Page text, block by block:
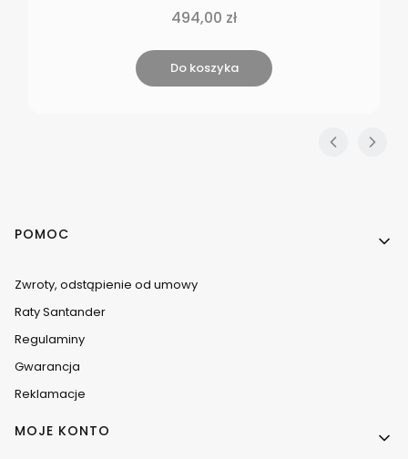
Cena
494,00 zł
Do koszyka
Linki w stopce
POMOC
Zwroty, odstąpienie od umowy
Raty Santander
Regulaminy
Gwarancja
Reklamacje
MOJE KONTO